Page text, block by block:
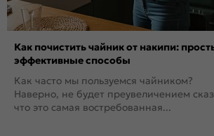
Как почистить чайник от накипи:
эффективные способы
Как часто мы пользуемся чайником?
Наверно, не будет преувеличением
что это самая востребованная...